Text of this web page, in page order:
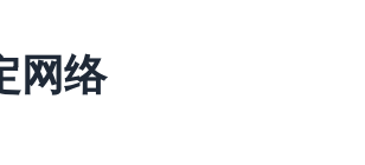
网络